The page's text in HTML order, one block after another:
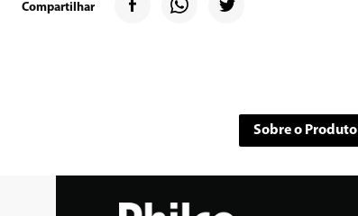
Compartilhar
Sobre o Produto